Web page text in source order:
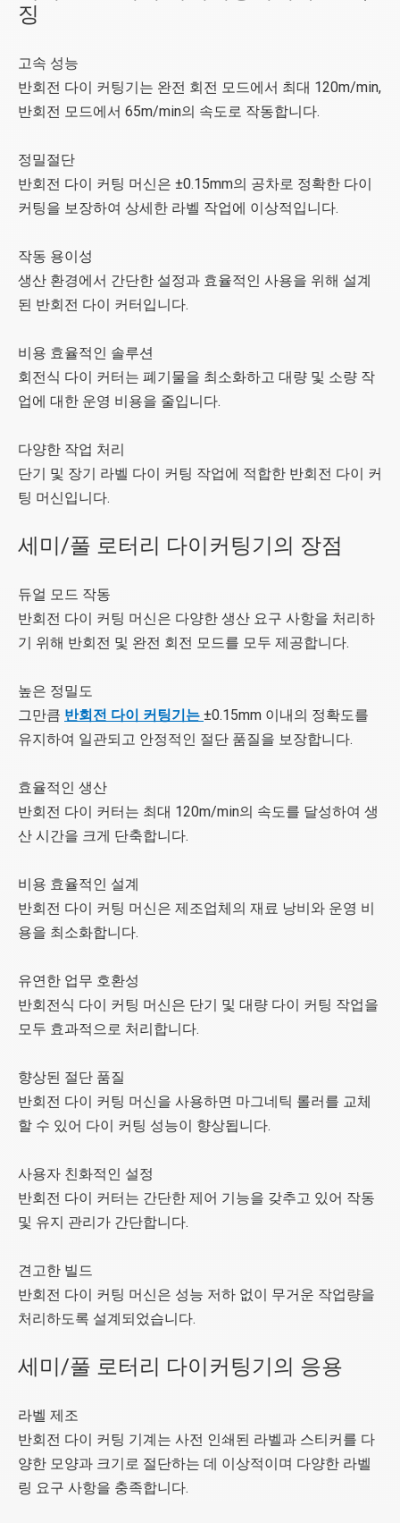
징
고속 성능
반회전 다이 커팅기는 완전 회전 모드에서 최대 120m/min,
반회전 모드에서 65m/min의 속도로 작동합니다.
정밀절단
반회전 다이 커팅 머신은 ±0.15mm의 공차로 정확한 다이
커팅을 보장하여 상세한 라벨 작업에 이상적입니다.
작동 용이성
생산 환경에서 간단한 설정과 효율적인 사용을 위해 설계
된 반회전 다이 커터입니다.
비용 효율적인 솔루션
회전식 다이 커터는 폐기물을 최소화하고 대량 및 소량 작
업에 대한 운영 비용을 줄입니다.
다양한 작업 처리
단기 및 장기 라벨 다이 커팅 작업에 적합한 반회전 다이 커
팅 머신입니다.
세미/풀 로터리 다이커팅기의 장점
듀얼 모드 작동
반회전 다이 커팅 머신은 다양한 생산 요구 사항을 처리하
기 위해 반회전 및 완전 회전 모드를 모두 제공합니다.
높은 정밀도
그만큼 반회전 다이 커팅기는 ±0.15mm 이내의 정확도를
유지하여 일관되고 안정적인 절단 품질을 보장합니다.
효율적인 생산
반회전 다이 커터는 최대 120m/min의 속도를 달성하여 생
산 시간을 크게 단축합니다.
비용 효율적인 설계
반회전 다이 커팅 머신은 제조업체의 재료 낭비와 운영 비
용을 최소화합니다.
유연한 업무 호환성
반회전식 다이 커팅 머신은 단기 및 대량 다이 커팅 작업을
모두 효과적으로 처리합니다.
향상된 절단 품질
반회전 다이 커팅 머신을 사용하면 마그네틱 롤러를 교체
할 수 있어 다이 커팅 성능이 향상됩니다.
사용자 친화적인 설정
반회전 다이 커터는 간단한 제어 기능을 갖추고 있어 작동
및 유지 관리가 간단합니다.
견고한 빌드
반회전 다이 커팅 머신은 성능 저하 없이 무거운 작업량을
처리하도록 설계되었습니다.
세미/풀 로터리 다이커팅기의 응용
라벨 제조
반회전 다이 커팅 기계는 사전 인쇄된 라벨과 스티커를 다
양한 모양과 크기로 절단하는 데 이상적이며 다양한 라벨
링 요구 사항을 충족합니다.